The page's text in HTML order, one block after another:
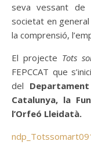
seva vessant de
societat en
la comprensió,
El projecte Tots
FEPCCAT que
del
Catalunya, la
l’Orfeó Lleidatà.